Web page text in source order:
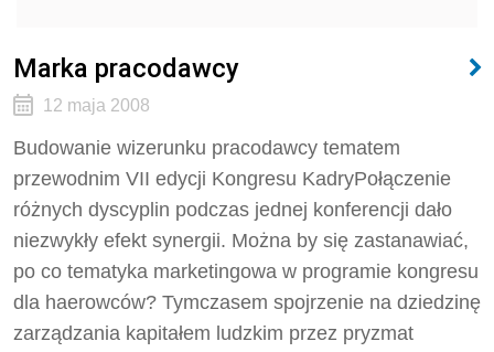
Marka pracodawcy
12 maja 2008
Budowanie wizerunku pracodawcy tematem
przewodnim VII edycji Kongresu KadryPołączenie
różnych dyscyplin podczas jednej konferencji dało
niezwykły efekt synergii. Można by się zastanawiać,
po co tematyka marketingowa w programie kongresu
dla haerowców? Tymczasem spojrzenie na dziedzinę
zarządzania kapitałem ludzkim przez pryzmat